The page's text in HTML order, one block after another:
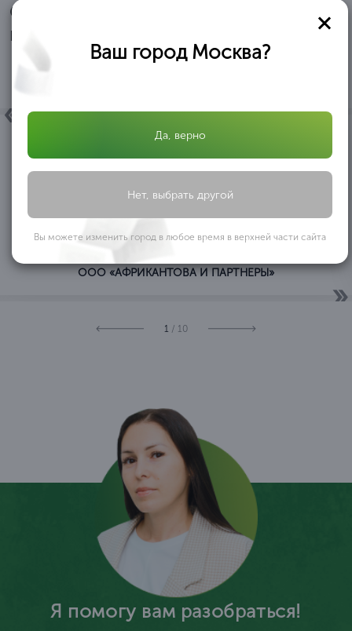
Отзывы и благодарственные
письма
«АФРИКАНТОВА И ПАРТНЕРЫ» ООО «АФРИКАНТОВА И
Ивановны, действующей на основании Устава, выражает
благодарность ООО ОБРАЗОВАТЕЛЬНЫЙ ЦЕНТР
«ПРОФЕССИОНАЛ» за оказанную помощь...
ООО «АФРИКАНТОВА И ПАРТНЕРЫ»
1 / 10
Я помогу вам разобраться!
Ваш город Москва?
Да, верно
Нет, выбрать другой
Вы можете изменить город в любое время в верхней части сайта